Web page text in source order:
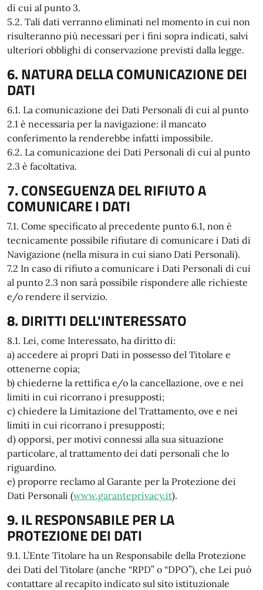
di cui al punto 3.
5.2. Tali dati verranno eliminati nel momento in cui non
risulteranno più necessari per i fini sopra indicati, salvi
ulteriori obblighi di conservazione previsti dalla legge.
6. NATURA DELLA COMUNICAZIONE DEI
DATI
6.1. La comunicazione dei Dati Personali di cui al punto
2.1 è necessaria per la navigazione: il mancato
conferimento la renderebbe infatti impossibile.
6.2. La comunicazione dei Dati Personali di cui al punto
2.3 è facoltativa.
7. CONSEGUENZA DEL RIFIUTO A
COMUNICARE I DATI
7.1. Come specificato al precedente punto 6.1, non è
tecnicamente possibile rifiutare di comunicare i Dati di
Navigazione (nella misura in cui siano Dati Personali).
7.2 In caso di rifiuto a comunicare i Dati Personali di cui
al punto 2.3 non sarà possibile rispondere alle richieste
e/o rendere il servizio.
8. DIRITTI DELL'INTERESSATO
8.1. Lei, come Interessato, ha diritto di:
a) accedere ai propri Dati in possesso del Titolare e
ottenerne copia;
b) chiederne la rettifica e/o la cancellazione, ove e nei
limiti in cui ricorrano i presupposti;
c) chiedere la Limitazione del Trattamento, ove e nei
limiti in cui ricorrano i presupposti;
d) opporsi, per motivi connessi alla sua situazione
particolare, al trattamento dei dati personali che lo
riguardino.
e) proporre reclamo al Garante per la Protezione dei
Dati Personali (www.garanteprivacy.it).
9. IL RESPONSABILE PER LA
PROTEZIONE DEI DATI
9.1. L’Ente Titolare ha un Responsabile della Protezione
dei Dati del Titolare (anche “RPD” o “DPO”), che Lei può
contattare al recapito indicato sul sito istituzionale